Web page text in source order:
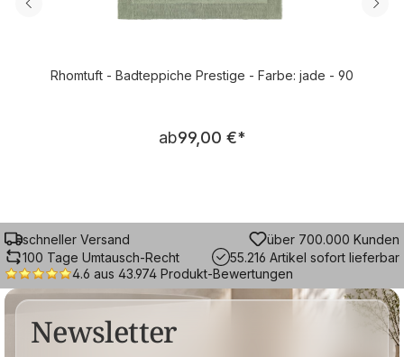
Rhomtuft - Badteppiche Prestige - Farbe: jade - 90
Regulärer Preis:
ab99,00 €*
schneller Versand
über 700.000 Kunden
100 Tage Umtausch-Recht
55.216 Artikel sofort lieferbar
4.6 aus 43.974 Produkt-Bewertungen
Newsletter